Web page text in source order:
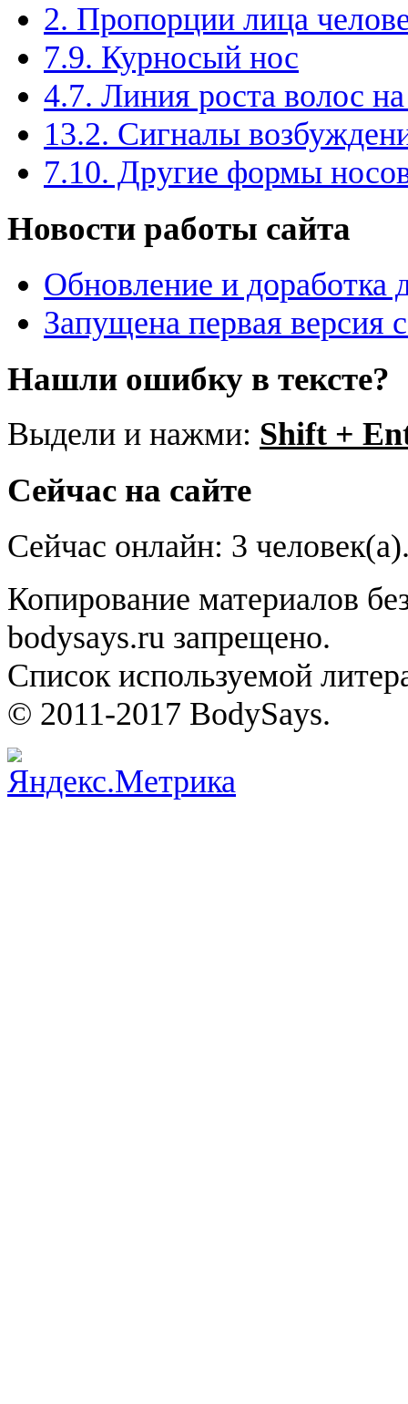
2. Пропорции лица
7.9. Курносый нос
4.7. Линия роста волос
13.2. Сигналы
7.10. Другие формы
Новости работы сайта
Обновление и доработка
Запущена первая версия
Нашли ошибку в тексте?
Выдели и нажми: Shift +
Сейчас на сайте
Сейчас онлайн: 3
Копирование материалов
bodysays.ru запрещено.
Список используемой
© 2011-2017 BodySays.